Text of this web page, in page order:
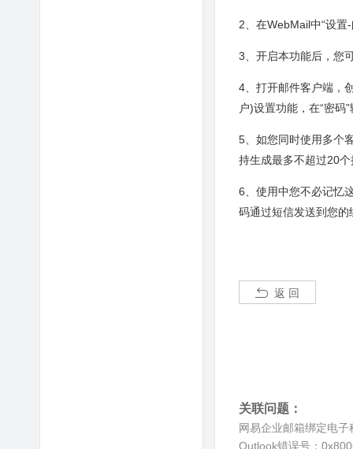
2、在WebMail中“设
3、开启本功能后，您
4、打开邮件客户端，
户)设置功能，在“密码
5、如您同时使用多个
持生成最多不超过20
6、使用中您不必记忆
码通过短信发送到您
返 回
关联问题：
网易企业邮箱绑定电
Outlook错误号：